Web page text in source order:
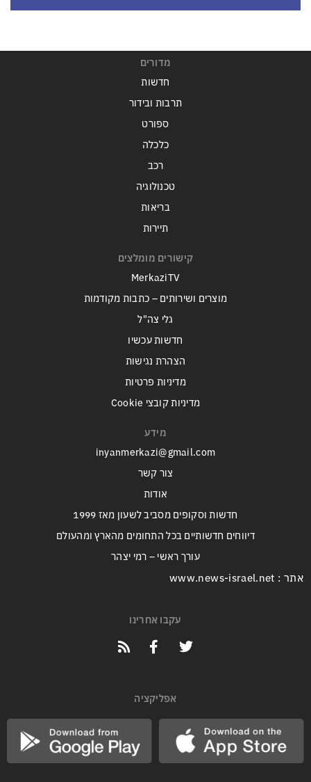
מדורים
חדשות
תרבות ובידור
ספורט
כלכלה
רכב
טכנולוגיה
בריאות
תיירות
קישורים מומלצים
MerkaziTV
מוצרים ושירותים – כתבות מקודמות
גלי צה"ל
חדשות עכשיו
הצהרת נגישות
מדיניות פרטיות
מדיניות קובצי Cookie
מידע
inyanmerkazi@gmail.com
צור קשר
אודות
חדשות וסקופים מסביב לשעון מאז 1999
דיווחים חדשותיים בכל התחומים מהארץ ומהעולם
עורך ראשי – רמי יצהר
אתר : www.news-israel.net
עקבו אחרינו
אפליקציה